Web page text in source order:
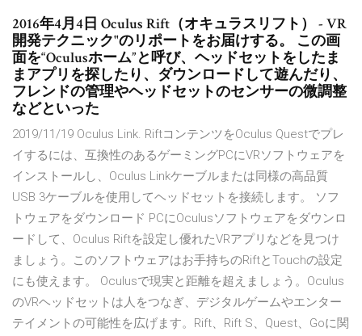
2016年4月4日 Oculus Rift（オキュラスリフト） - VR
開発テクニック"のリポートをお届けする。 この画
面を“Oculusホーム”と呼び、ヘッドセットをしたま
まアプリを探したり、ダウンロードして遊んだり、
フレンドの管理やヘッドセットのセンサーの微調整
などといった
2019/11/19 Oculus Link. RiftコンテンツをOculus Questでプレ
イするには、互換性のあるゲーミングPCにVRソフトウェアを
インストールし、Oculus Linkケーブルまたは同様の高品質
USB 3ケーブルを使用してヘッドセットを接続します。 ソフ
トウェアをダウンロード PCにOculusソフトウェアをダウンロ
ードして、Oculus Riftを設定し優れたVRアプリなどを見つけ
ましょう。このソフトウェアはお手持ちのRiftとTouchの設定
にも使えます。 Oculusで現実と距離を超えましょう。Oculus
のVRヘッドセットは人をつなぎ、デジタルゲームやエンター
テイメントの可能性を広げます。Rift、Rift S、Quest、Goに関